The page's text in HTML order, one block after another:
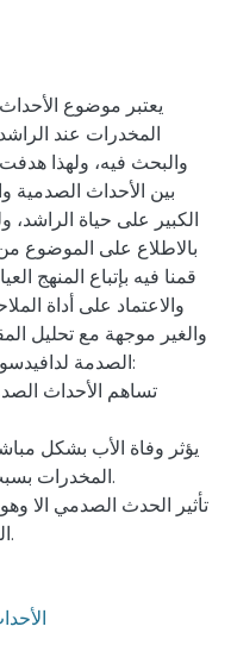
يعتبر موضوع
المخدرات عند
والبحث فيه، ولهذا
بين الأحداث الصدمية
الكبير على حياة
بالاطلاع على الموضوع
قمنا فيه بإتباع المنهج
والاعتماد على أداة
والغير موجهة مع تحليل
الصدمة
تساهم الأحداث
يؤثر وفاة الأب بشكل
المخدرات
تأثير الحدث الصدمي الا
الراشد ورجوعه للإدمان على المخدرات.